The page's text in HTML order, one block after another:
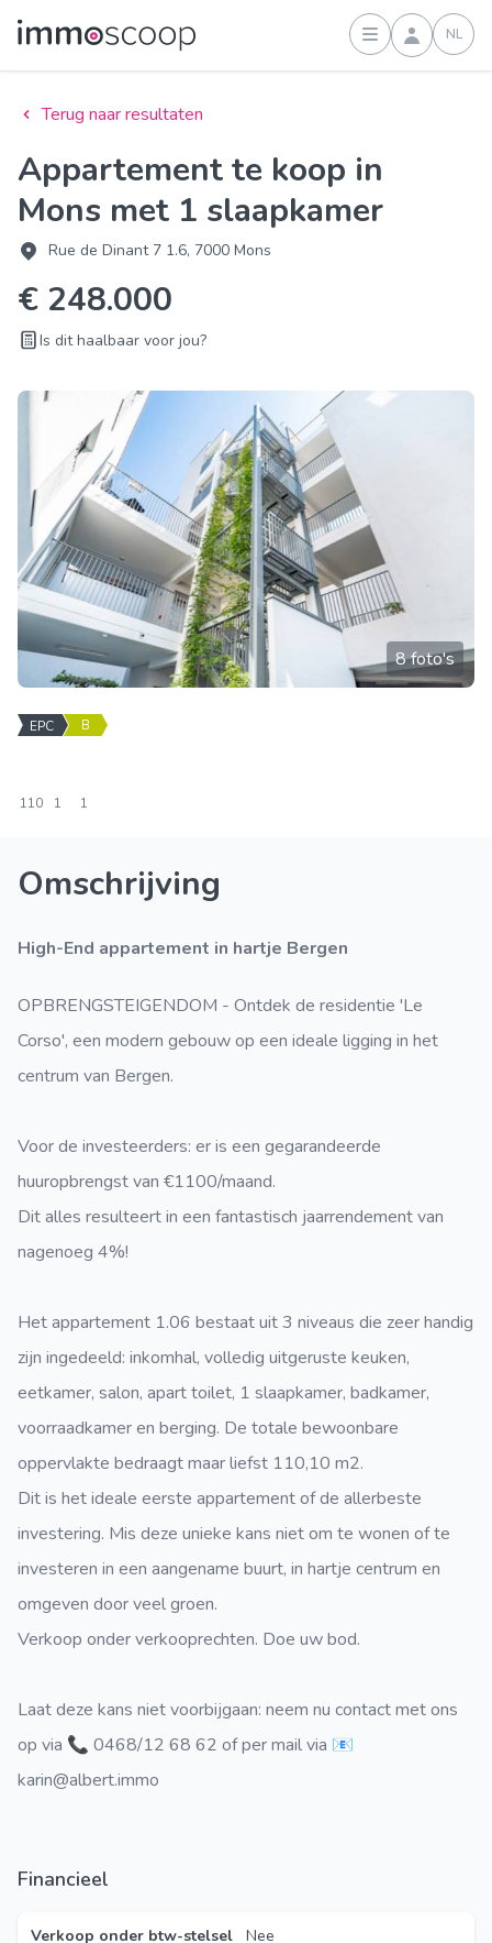
Inloggen
NL
Terug naar resultaten
Appartement te koop in
Mons met 1 slaapkamer
Rue de Dinant 7 1.6, 7000 Mons
€ 248.000
Is dit haalbaar voor jou?
8 foto's
EPC B
110 1 1
Omschrijving
High-End appartement in hartje Bergen
OPBRENGSTEIGENDOM - Ontdek de residentie 'Le
Corso', een modern gebouw op een ideale ligging in het
centrum van Bergen.
Voor de investeerders: er is een gegarandeerde
huuropbrengst van €1100/maand.
Dit alles resulteert in een fantastisch jaarrendement van
nagenoeg 4%!
Het appartement 1.06 bestaat uit 3 niveaus die zeer handig
zijn ingedeeld: inkomhal, volledig uitgeruste keuken,
eetkamer, salon, apart toilet, 1 slaapkamer, badkamer,
voorraadkamer en berging. De totale bewoonbare
oppervlakte bedraagt maar liefst 110,10 m2.
Dit is het ideale eerste appartement of de allerbeste
investering. Mis deze unieke kans niet om te wonen of te
investeren in een aangename buurt, in hartje centrum en
omgeven door veel groen.
Verkoop onder verkooprechten. Doe uw bod.
Laat deze kans niet voorbijgaan: neem nu contact met ons
op via 📞 0468/12 68 62 of per mail via 📧
karin@albert.immo
Financieel
Verkoop onder btw-stelsel Nee